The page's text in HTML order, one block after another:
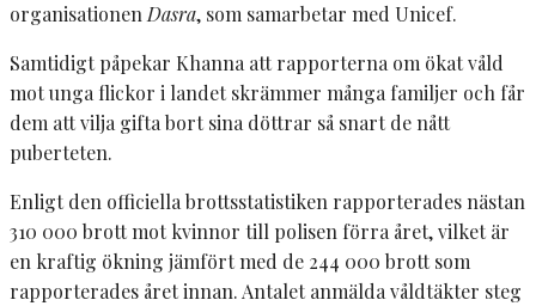
organisationen Dasra, som samarbetar med Unicef.
Samtidigt påpekar Khanna att rapporterna om ökat våld
mot unga flickor i landet skrämmer många familjer och får
dem att vilja gifta bort sina döttrar så snart de nått
puberteten.
Enligt den officiella brottsstatistiken rapporterades nästan
310 000 brott mot kvinnor till polisen förra året, vilket är
en kraftig ökning jämfört med de 244 000 brott som
rapporterades året innan. Antalet anmälda våldtäkter steg